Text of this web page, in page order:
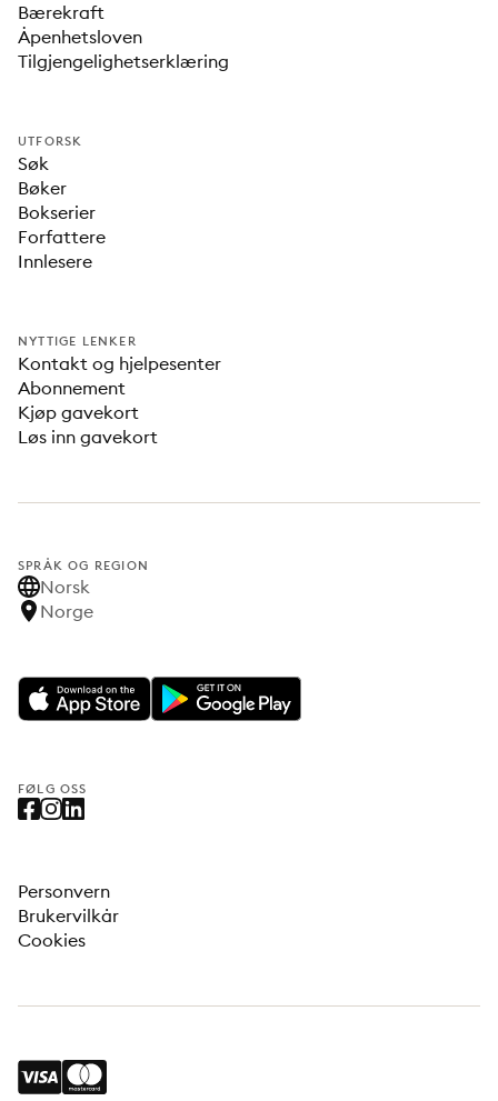
Bærekraft
Åpenhetsloven
Tilgjengelighetserklæring
UTFORSK
Søk
Bøker
Bokserier
Forfattere
Innlesere
NYTTIGE LENKER
Kontakt og hjelpesenter
Abonnement
Kjøp gavekort
Løs inn gavekort
SPRÅK OG REGION
Norsk
Norge
FØLG OSS
Personvern
Brukervilkår
Cookies